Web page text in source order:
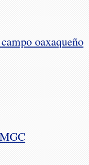
oaxaqueño